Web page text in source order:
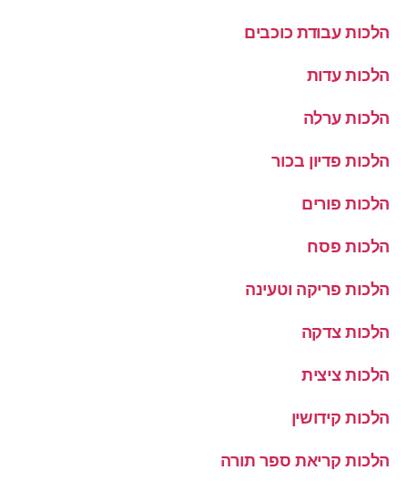
הלכות עבודת כוכבים
הלכות עדות
הלכות ערלה
הלכות פדיון בכור
הלכות פורים
הלכות פסח
הלכות פריקה וטעינה
הלכות צדקה
הלכות ציצית
הלכות קידושין
הלכות קריאת ספר תורה